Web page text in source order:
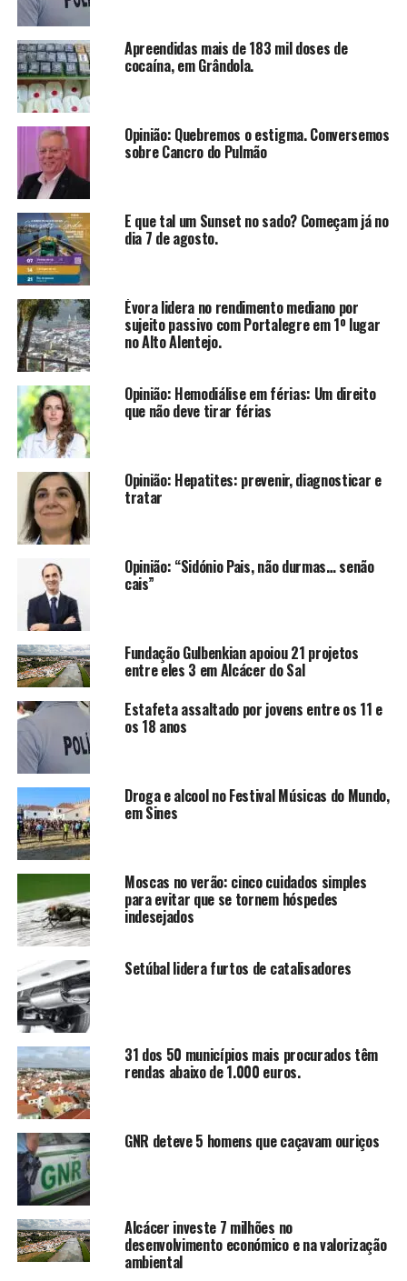
Apreendidas mais de 183 mil doses de
cocaína, em Grândola.
Opinião: Quebremos o estigma. Conversemos
sobre Cancro do Pulmão
E que tal um Sunset no sado? Começam já no
dia 7 de agosto.
Évora lidera no rendimento mediano por
sujeito passivo com Portalegre em 1º lugar
no Alto Alentejo.
Opinião: Hemodiálise em férias: Um direito
que não deve tirar férias
Opinião: Hepatites: prevenir, diagnosticar e
tratar
Opinião: “Sidónio Pais, não durmas… senão
cais”
Fundação Gulbenkian apoiou 21 projetos
entre eles 3 em Alcácer do Sal
Estafeta assaltado por jovens entre os 11 e
os 18 anos
Droga e alcool no Festival Músicas do Mundo,
em Sines
Moscas no verão: cinco cuidados simples
para evitar que se tornem hóspedes
indesejados
Setúbal lidera furtos de catalisadores
31 dos 50 municípios mais procurados têm
rendas abaixo de 1.000 euros.
GNR deteve 5 homens que caçavam ouriços
Alcácer investe 7 milhões no
desenvolvimento económico e na valorização
ambiental